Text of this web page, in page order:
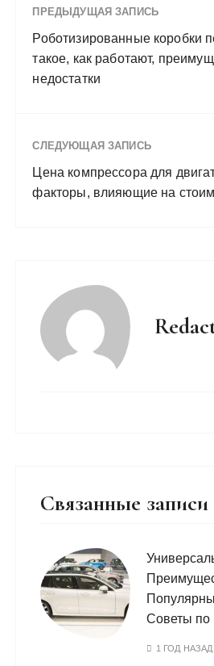
ПРЕДЫДУЩАЯ ЗАПИСЬ
Роботизированные коробки
такое, как работают,
недостатки
СЛЕДУЮЩАЯ ЗАПИСЬ
Цена компрессора для
факторы, влияющие на
Связанные записи
Советы
1 ГОД НАЗАД